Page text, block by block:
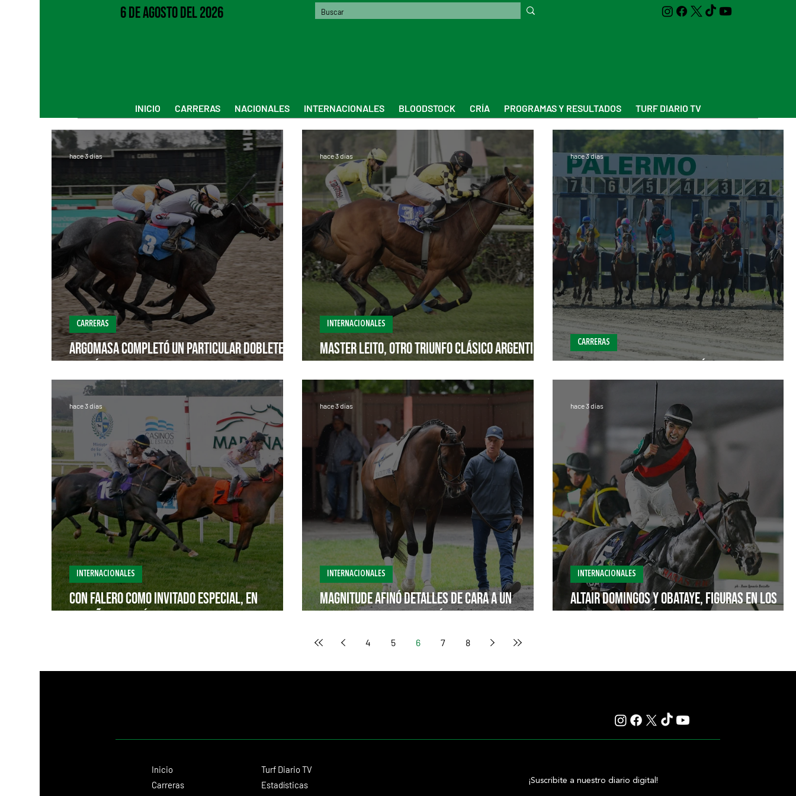
6 de Agosto del 2026
INICIO CARRERAS NACIONALES INTERNACIONALES BLOODSTOCK CRÍA PROGRAMAS Y RESULTADOS TURF DIARIO TV
Argomasa completó un particular doblete en
CARRERAS
hace 3 días
Master Leito, otro triunfo clásico argentino
INTERNACIONALES
hace 3 días
CARRERAS
hace 3 días
Con Falero como invitado especial, en
INTERNACIONALES
hace 3 días
Magnitude afinó detalles de cara a un
INTERNACIONALES
hace 3 días
Altair Domingos y Obataye, figuras en los
INTERNACIONALES
hace 3 días
4 5 6 7 8
Inicio
Carreras
Turf Diario TV
Estadísticas
¡Suscribite a nuestro diario digital!